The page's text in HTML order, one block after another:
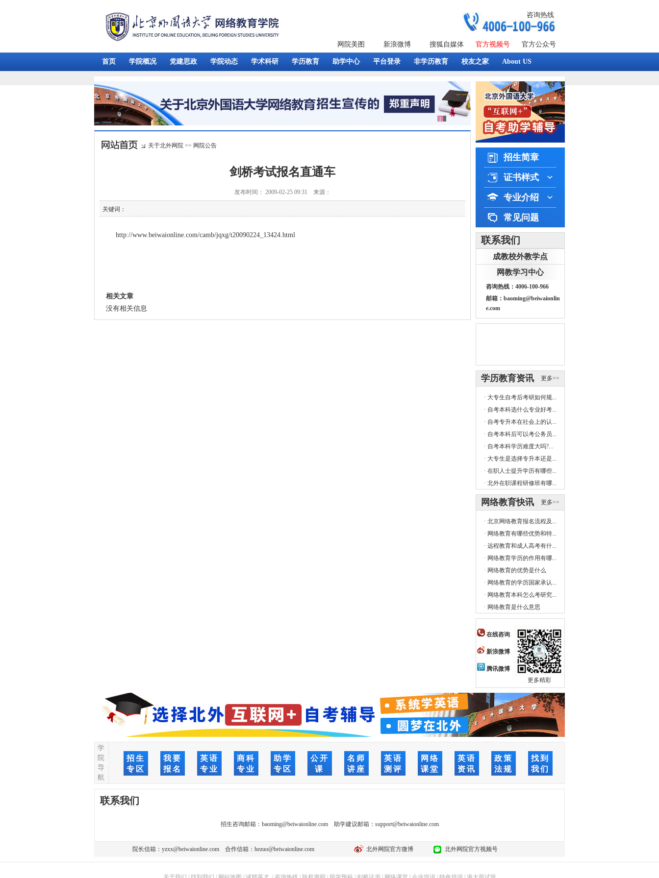
咨询热线
网院美图 新浪微博 搜狐自媒体 官方视频号 官方公众号
首页 学院概况 党建思政 学院动态 学术科研 学历教育 助学中心 平台登录 非学历教育 校友之家 About US
关于北外网院 >> 网院公告
剑桥考试报名直通车
发布时间： 2009-02-25 09:31 来源：
关键词：
http://www.beiwaionline.com/camb/jqxg/t20090224_13424.html
相关文章
没有相关信息
招生简章
证书样式
专业介绍
常见问题
联系我们
成教校外教学点
网教学习中心
咨询热线：4006-100-966
邮箱：baoming@beiwaionlin
e.com
更多>>
学历教育资讯
· 大专生自考后考研如何规...
· 自考本科选什么专业好考...
· 自考专升本在社会上的认...
· 自考本科后可以考公务员...
· 自考本科学历难度大吗?...
· 大专生是选择专升本还是...
· 在职人士提升学历有哪些...
· 北外在职课程研修班有哪...
更多>>
网络教育快讯
· 北京网络教育报名流程及...
· 网络教育有哪些优势和特...
· 远程教育和成人高考有什...
· 网络教育学历的作用有哪...
· 网络教育的优势是什么
· 网络教育的学历国家承认...
· 网络教育本科怎么考研究...
· 网络教育是什么意思
在线咨询
新浪微博
腾讯微博
更多精彩
学
院
导
航
招生
专区
我要
报名
英语
专业
商科
专业
助学
专区
公开
课
名师
讲座
英语
测评
网络
课堂
英语
资讯
政策
法规
找到
我们
联系我们
招生咨询邮箱： baoming@beiwaionline.com助学建议邮箱： support@beiwaionline.com
院长信箱： yzxx@beiwaionline.com 合作信箱： hezuo@beiwaionline.com 北外网院官方微博 北外网院官方视频号